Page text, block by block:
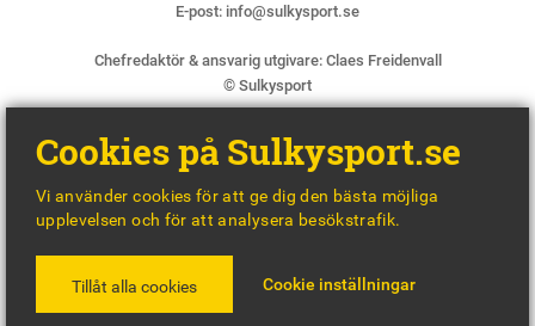
E-post: info@sulkysport.se
Chefredaktör & ansvarig utgivare: Claes Freidenvall
© Sulkysport
BY
Cookies på Sulkysport.se
Vi använder cookies för att ge dig den bästa möjliga
upplevelsen och för att analysera besökstrafik.
Tillåt alla cookies Cookie inställningar